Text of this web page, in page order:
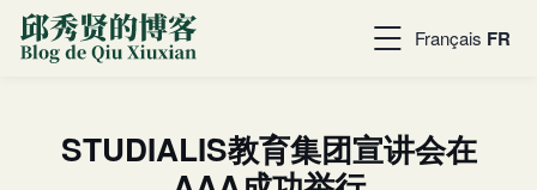
Français FR
STUDIALIS教育集团宣讲会在